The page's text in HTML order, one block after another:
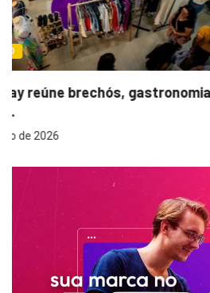
LAZER E CULTURA
Bugonia transforma
7 de agosto de 2026